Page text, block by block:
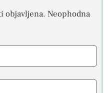
objavljena. Neophodna